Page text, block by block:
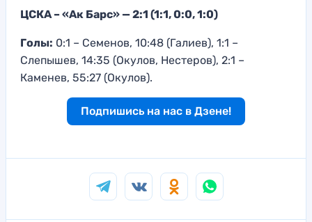
ЦСКА – «Ак Барс» — 2:1 (1:1, 0:0, 1:0)
Голы: 0:1 – Семенов, 10:48 (Галиев), 1:1 –
Слепышев, 14:35 (Окулов, Нестеров), 2:1 –
Каменев, 55:27 (Окулов).
Подпишись на нас в Дзене!